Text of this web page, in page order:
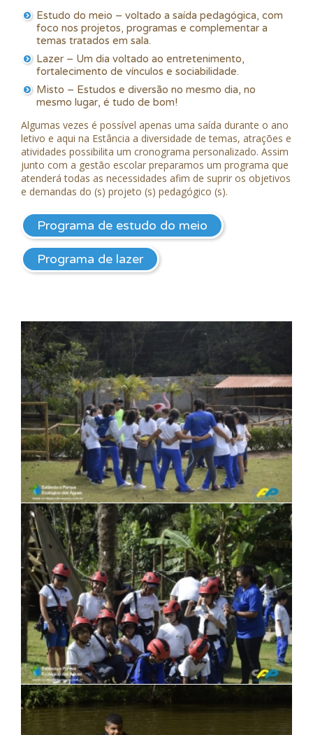
Estudo do meio – voltado a saída pedagógica, com
foco nos projetos, programas e complementar a
temas tratados em sala.
Lazer – Um dia voltado ao entretenimento,
fortalecimento de vínculos e sociabilidade.
Misto – Estudos e diversão no mesmo dia, no
mesmo lugar, é tudo de bom!
Algumas vezes é possível apenas uma saída durante o ano
letivo e aqui na Estância a diversidade de temas, atrações e
atividades possibilita um cronograma personalizado. Assim
junto com a gestão escolar preparamos um programa que
atenderá todas as necessidades afim de suprir os objetivos
e demandas do (s) projeto (s) pedagógico (s).
Programa de estudo do meio
Programa de lazer